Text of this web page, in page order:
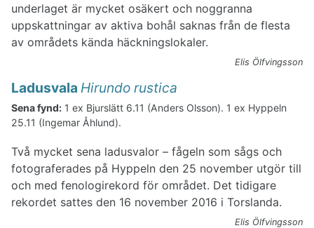
underlaget är mycket osäkert och noggranna
uppskattningar av aktiva bohål saknas från de flesta
av områdets kända häckningslokaler.
Elis Ölfvingsson
Ladusvala Hirundo rustica
Sena fynd: 1 ex Bjurslätt 6.11 (Anders Olsson). 1 ex Hyppeln
25.11 (Ingemar Åhlund).
Två mycket sena ladusvalor – fågeln som sågs och
fotograferades på Hyppeln den 25 november utgör till
och med fenologirekord för området. Det tidigare
rekordet sattes den 16 november 2016 i Torslanda.
Elis Ölfvingsson